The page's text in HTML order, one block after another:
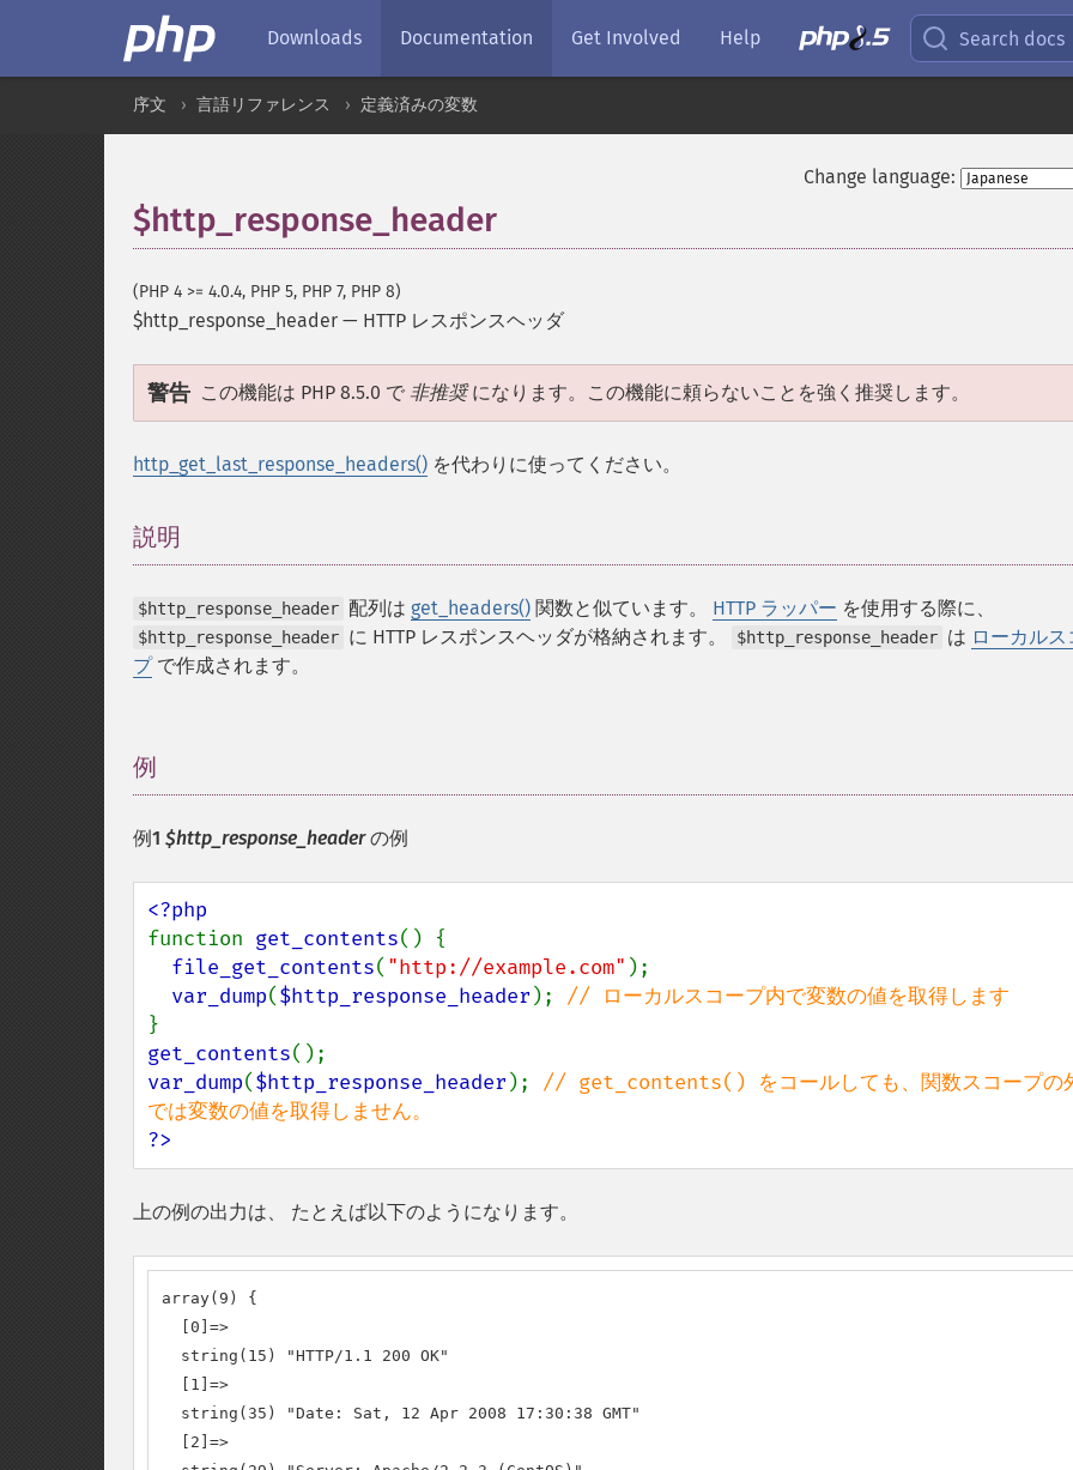
Downloads Documentation Get Involved Help Search docs
序文 言語リファレンス 定義済みの変数
Change language:
$http_response_header
(PHP 4 >= 4.0.4, PHP 5, PHP 7, PHP 8)
$http_response_header — HTTP レスポンスヘッダ
警告 この機能は PHP 8.5.0 で 非推奨になります。この機能に頼らないことを強く推奨します。
http_get_last_response_headers() を代わりに使ってください。
説明
$http_response_header 配列は get_headers() 関数と似ています。 HTTP ラッパー を使用する際に、
$http_response_header に HTTP レスポンスヘッダが格納されます。 $http_response_header は ローカルス
プで作成されます。
例
例1 $http_response_headerの例
function get_contents() {
file_get_contents( "http://example.com" );
var_dump($http_response_header );
get_contents
var_dump($http_response_header ); // get_contents() をコールしても、関数スコープの
?>
上の例の出力は、 たとえば以下のようになります。
array(9) {
  [0]=>
  string(15) "HTTP/1.1 200 OK"
  [1]=>
  string(35) "Date: Sat, 12 Apr 2008 17:30:38 GMT"
  [2]=>